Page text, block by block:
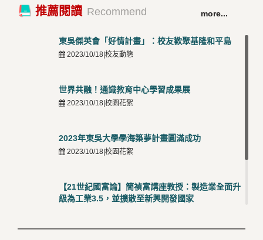
TOP
卓越永續校園 東吳大學連奪 ISO 14001、45001 及
50001三大國際驗證殊榮
推薦閱讀 Recommend more...
東吳傑英會「好情計畫」：校友歡聚基隆和平島
2023/10/18|校友動態
世界共融！通識教育中心學習成果展
2023/10/18|校園花絮
2023年東吳大學學海築夢計畫圓滿成功
2023/10/18|校園花絮
【21世紀國富論】簡禎富講座教授：製造業全面升
級為工業3.5，並擴散至新興開發國家